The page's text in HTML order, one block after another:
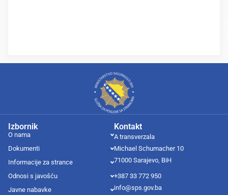
Kontakt
A transverzala
Michael Schumacher 10
71000 Sarajevo, BiH
+387 33 772 950
info@sps.gov.ba
Izbornik
O nama
Dokumenti
Informacije za strance
Odnosi s javošću
Javne nabavke